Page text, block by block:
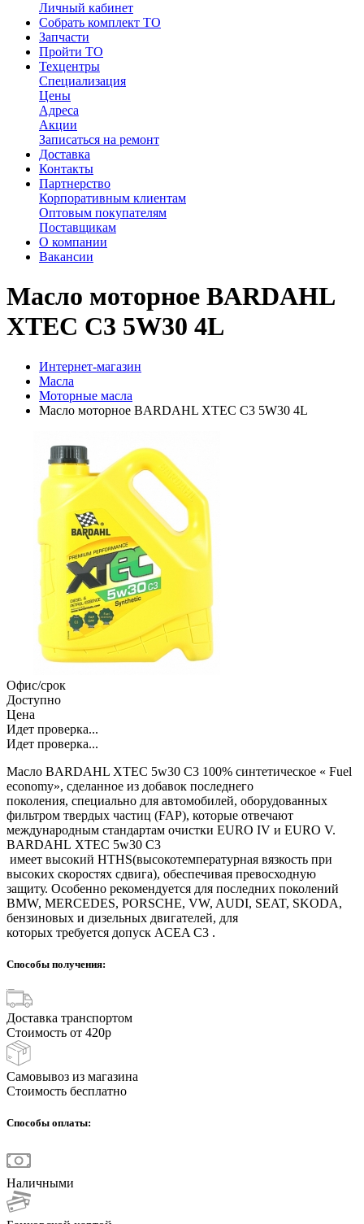
Личный кабинет
Собрать комплект ТО
Запчасти
Пройти ТО
Техцентры
Специализация
Цены
Адреса
Акции
Записаться на ремонт
Доставка
Контакты
Партнерство
Корпоративным клиентам
Оптовым покупателям
Поставщикам
О компании
Вакансии
Масло моторное BARDAHL
XTEC C3 5W30 4L
Интернет-магазин
Масла
Моторные масла
Масло моторное BARDAHL XTEC C3 5W30 4L
Офис/срок
Доступно
Цена
Идет проверка...
Идет проверка...
Масло BARDAHL XTEC 5w30 C3 100% синтетическое « Fuel
economy», сделанное из добавок последнего
поколения, специально для автомобилей, оборудованных
фильтром твердых частиц (FAP), которые отвечают
международным стандартам очистки EURO IV и EURO V.
BARDAHL XTEC 5w30 C3
имеет высокий HTHS(высокотемпературная вязкость при
высоких скоростях сдвига), обеспечивая превосходную
защиту. Особенно рекомендуется для последних поколений
BMW, MERCEDES, PORSCHE, VW, AUDI, SEAT, SKODA,
бензиновых и дизельных двигателей, для
которых требуется допуск ACEA C3 .
Способы получения:
Доставка транспортом
Стоимость от 420р
Самовывоз из магазина
Стоимость бесплатно
Способы оплаты:
Наличными